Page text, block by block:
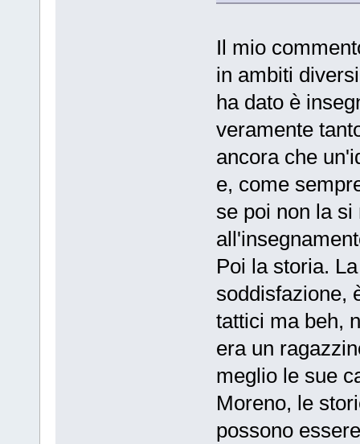
Il mio
in ambiti
ha dato è
veramente
ancora che
e, come
se poi non la
Poi la storia.
soddisfazione,
tattici ma beh,
era un
meglio le sue
Moreno, le
possono